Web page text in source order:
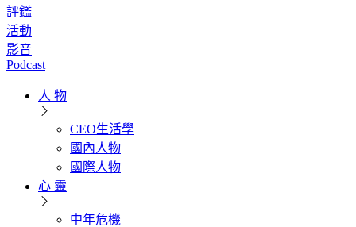
評鑑
活動
影音
Podcast
人 物
CEO生活學
國內人物
國際人物
心 靈
中年危機